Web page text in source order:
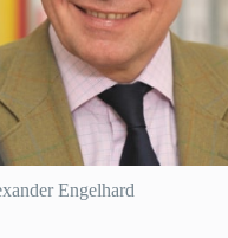
Engelhard